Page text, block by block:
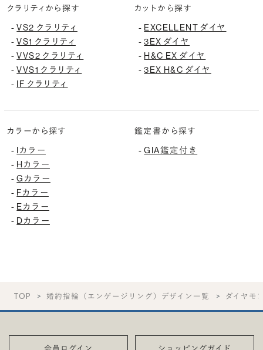
クラリティから探す
-VS2 クラリティ
-VS1 クラリティ
-VVS2 クラリティ
-VVS1 クラリティ
-
IF クラリティ
カットから探す
- EXCELLENT ダイヤ
-3EX ダイヤ
- H&C EX ダイヤ
-3EX H&C ダイヤ
カラーから探す
-
Iカラー
- Hカラー
-Gカラー
- Fカラー
- Eカラー
- Dカラー
鑑定書から探す
-GIA鑑定付き
TOP 婚約指輪（エンゲージリング）デザイン一覧 ダイヤモ